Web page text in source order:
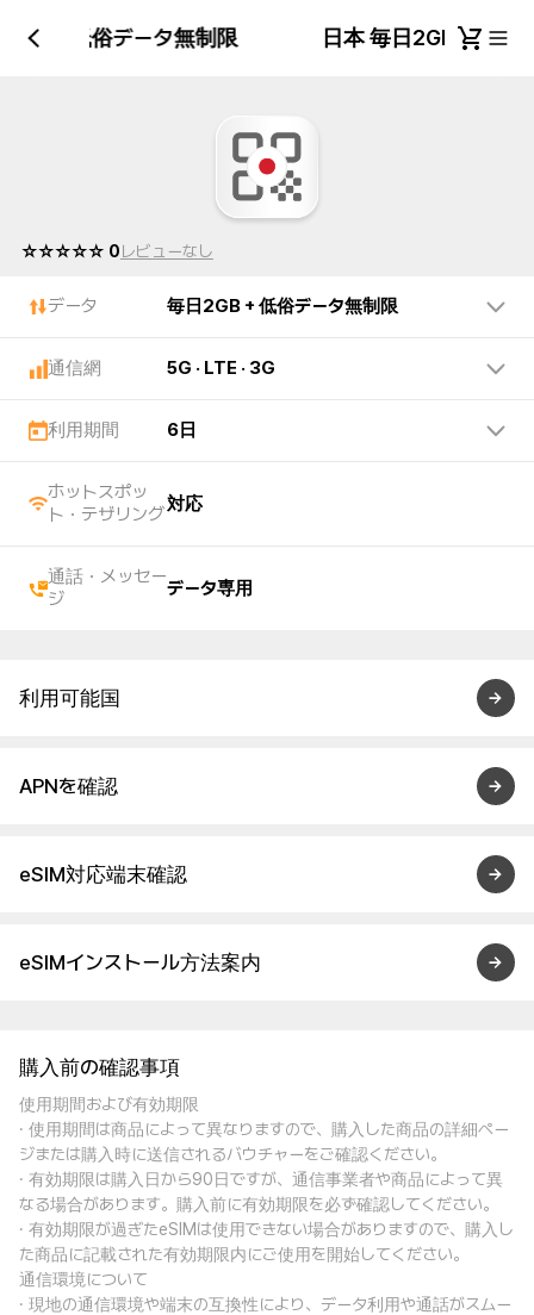
+ 低俗データ無制限 日本 毎日2GB + 低
☆☆☆☆☆ 0レビューなし
データ 毎日2GB + 低俗データ無制限
通信網 5G · LTE · 3G
利用期間 6日
ホットスポッ
ト・テザリング
対応
通話・メッセー
ジ
データ専用
利用可能国
APNを確認
eSIM対応端末確認
eSIMインストール方法案内
購入前の確認事項
使用期間および有効期限
· 使用期間は商品によって異なりますので、購入した商品の詳細ペー
ジまたは購入時に送信されるバウチャーをご確認ください。
· 有効期限は購入日から90日ですが、通信事業者や商品によって異
なる場合があります。購入前に有効期限を必ず確認してください。
· 有効期限が過ぎたeSIMは使用できない場合がありますので、購入し
た商品に記載された有効期限内にご使用を開始してください。
通信環境について
· 現地の通信環境や端末の互換性により、データ利用や通話がスムー